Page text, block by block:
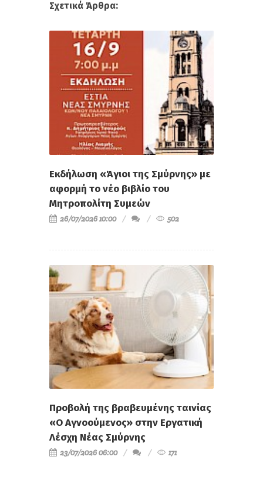
Σχετικά Άρθρα:
Εκδήλωση «Άγιοι της Σμύρνης» με
αφορμή το νέο βιβλίο του
Μητροπολίτη Συμεών
26/07/2026 10:00 502
Προβολή της βραβευμένης ταινίας
«Ο Αγνοούμενος» στην Εργατική
Λέσχη Νέας Σμύρνης
23/07/2026 06:00 171